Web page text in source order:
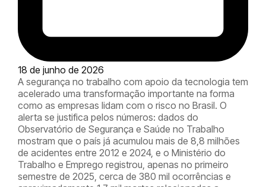
18 de junho de 2026
A segurança no trabalho com apoio da tecnologia tem
acelerado uma transformação importante na forma
como as empresas lidam com o risco no Brasil. O
alerta se justifica pelos números: dados do
Observatório de Segurança e Saúde no Trabalho
mostram que o país já acumulou mais de 8,8 milhões
de acidentes entre 2012 e 2024, e o Ministério do
Trabalho e Emprego registrou, apenas no primeiro
semestre de 2025, cerca de 380 mil ocorrências e